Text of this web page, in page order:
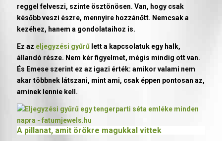
reggel felveszi, szinte ösztönösen. Van, hogy csak
később veszi észre, mennyire hozzánőtt. Nemcsak a
kezéhez, hanem a gondolataihoz is.
Ez az eljegyzési gyűrűlett a kapcsolatuk egy halk,
állandó része. Nem kér figyelmet, mégis mindig ott van.
És Emese szerint ez az igazi érték: amikor valami nem
akar többnek látszani, mint ami, csak éppen pontosan az,
aminek lennie kell.
A pillanat, amit örökre magukkal vittek